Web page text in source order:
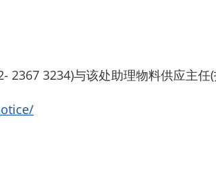
2367 3234)与该处助理物料供应主